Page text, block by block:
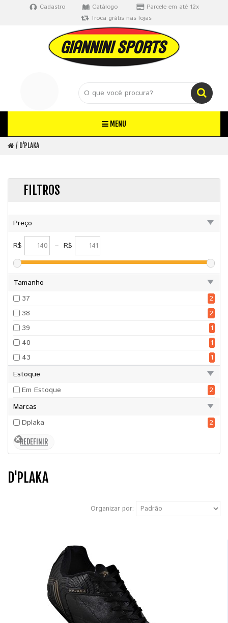
Cadastro Catálogo
Parcele em até 12x
Troca grátis nas lojas
MENU
D'PLAKA
FILTROS
Preço
R$ – R$
Tamanho
37
2
38
2
39
1
40
1
43
1
Estoque
Em Estoque
2
Marcas
Dplaka
2
D'PLAKA
Organizar por: